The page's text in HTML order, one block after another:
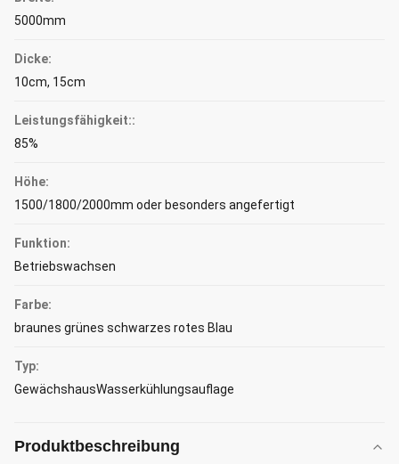
5000mm
Dicke:
10cm, 15cm
Leistungsfähigkeit::
85%
Höhe:
1500/1800/2000mm oder besonders angefertigt
Funktion:
Betriebswachsen
Farbe:
braunes grünes schwarzes rotes Blau
Typ:
GewächshausWasserkühlungsauflage
Produktbeschreibung